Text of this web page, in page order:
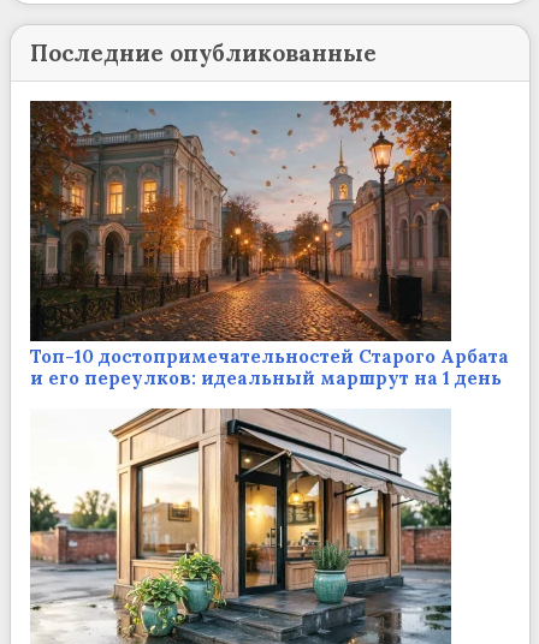
Последние опубликованные
Топ-10 достопримечательностей Старого Арбата
и его переулков: идеальный маршрут на 1 день